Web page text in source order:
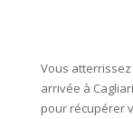
Vous
arrivée à
pour récupérer